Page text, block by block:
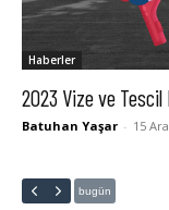
Haberler
2023 Vize ve Tescil
Batuhan Yaşar - 15
bugün